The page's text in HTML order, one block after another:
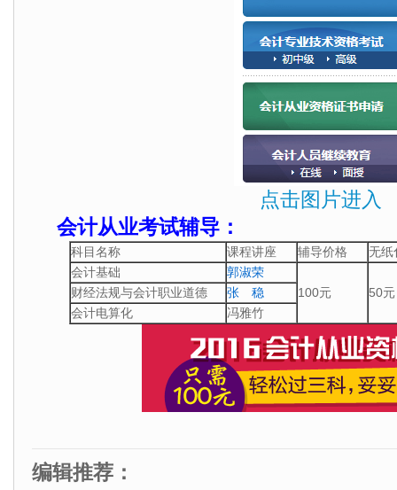
点击图片进入
会计从业考试辅导：
科目名称 课程讲座 辅导价格
无纸
会计基础
郭淑荣
100元 50元
财经法规与会计职业道德
张 稳
会计电算化
冯雅竹
编辑推荐：